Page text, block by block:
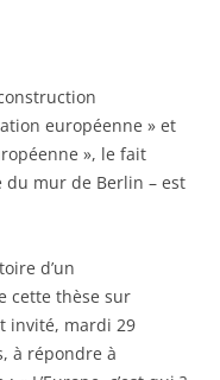
européenne » et
», le fait
du mur de Berlin – est
d’un
cette thèse sur
invité, mardi 29
à répondre à